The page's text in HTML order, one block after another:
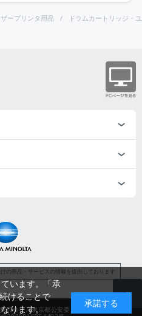
ープリンタ用品 ドラムカートリッジ・
の商品・サービスの情報を提供しております
式会社／東京都公安委員会
います。「承
けることで
ります。
承諾する